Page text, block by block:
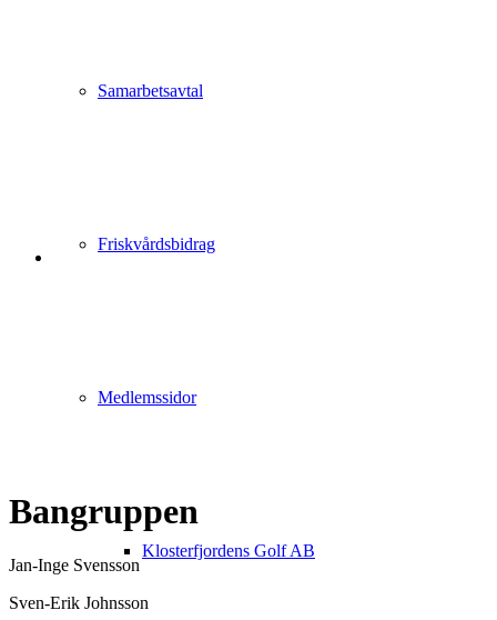
Samarbetsavtal
Friskvårdsbidrag
Medlemssidor
Klosterfjordens Golf AB
Bangruppen
Jan-Inge Svensson
Sven-Erik Johnsson